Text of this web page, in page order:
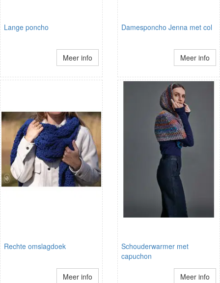
Lange poncho
Meer info
Damesponcho Jenna met col
Meer info
Rechte omslagdoek
Meer info
Schouderwarmer met
capuchon
Meer info